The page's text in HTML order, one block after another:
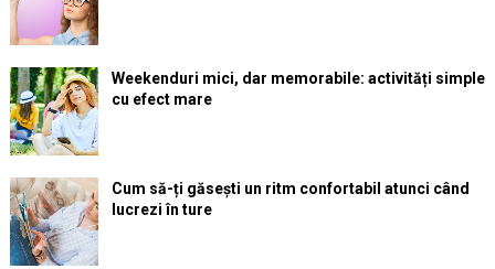
Weekenduri mici, dar memorabile: activități simple
cu efect mare
Cum să-ți găsești un ritm confortabil atunci când
lucrezi în ture